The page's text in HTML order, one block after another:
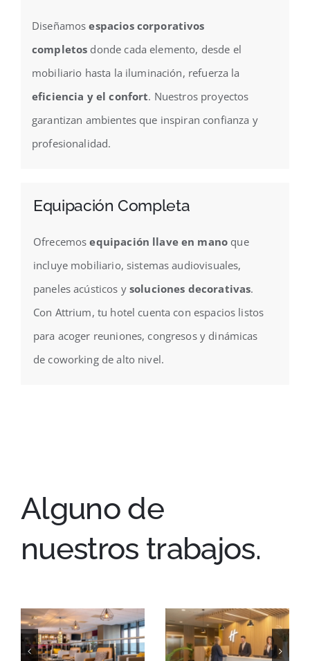
Diseñamosespacios corporativos
completos donde cada elemento, desde el
mobiliario hasta la iluminación, refuerza la
eficiencia y el confort. Nuestros proyectos
garantizan ambientes que inspiran confianza y
profesionalidad.
Equipación Completa
Ofrecemosequipación llave en mano que
incluye mobiliario, sistemas audiovisuales,
paneles acústicos y soluciones decorativas.
Con Attrium, tu hotel cuenta con espacios listos
para acoger reuniones, congresos y dinámicas
de coworking de alto nivel.
Alguno de
nuestros trabajos.